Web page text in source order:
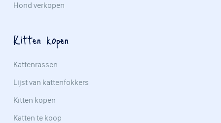
Hond verkopen
Kitten kopen
Kattenrassen
Lijst van kattenfokkers
Kitten kopen
Katten te koop